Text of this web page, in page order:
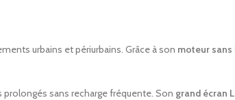
urbains et périurbains. Grâce à son moteur sans
sans recharge fréquente. Son grand écran